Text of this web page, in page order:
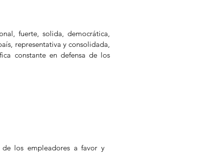
fuerte, solida, democrática,
representativa y consolidada,
constante en defensa de los
los empleadores a favor y